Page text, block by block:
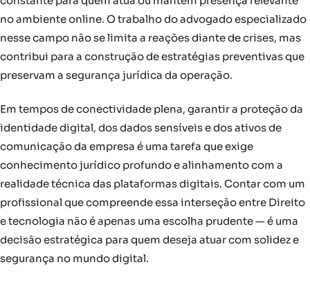
no ambiente online. O trabalho do advogado especializado
nesse campo não se limita a reações diante de crises, mas
contribui para a construção de estratégias preventivas que
preservam a segurança jurídica da operação.
Em tempos de conectividade plena, garantir a proteção da
identidade digital, dos dados sensíveis e dos ativos de
comunicação da empresa é uma tarefa que exige
conhecimento jurídico profundo e alinhamento com a
realidade técnica das plataformas digitais. Contar com um
profissional que compreende essa interseção entre Direito
e tecnologia não é apenas uma escolha prudente — é uma
decisão estratégica para quem deseja atuar com solidez e
segurança no mundo digital.